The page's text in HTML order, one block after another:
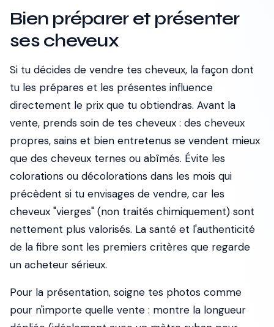
Bien préparer et présenter
ses cheveux
Si tu décides de vendre tes cheveux, la façon dont
tu les prépares et les présentes influence
directement le prix que tu obtiendras. Avant la
vente, prends soin de tes cheveux : des cheveux
propres, sains et bien entretenus se vendent mieux
que des cheveux ternes ou abîmés. Évite les
colorations ou décolorations dans les mois qui
précèdent si tu envisages de vendre, car les
cheveux "vierges" (non traités chimiquement) sont
nettement plus valorisés. La santé et l'authenticité
de la fibre sont les premiers critères que regarde
un acheteur sérieux.
Pour la présentation, soigne tes photos comme
pour n'importe quelle vente : montre la longueur